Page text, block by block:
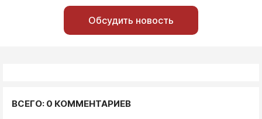
Обсудить новость
ВСЕГО: 0 КОММЕНТАРИЕВ